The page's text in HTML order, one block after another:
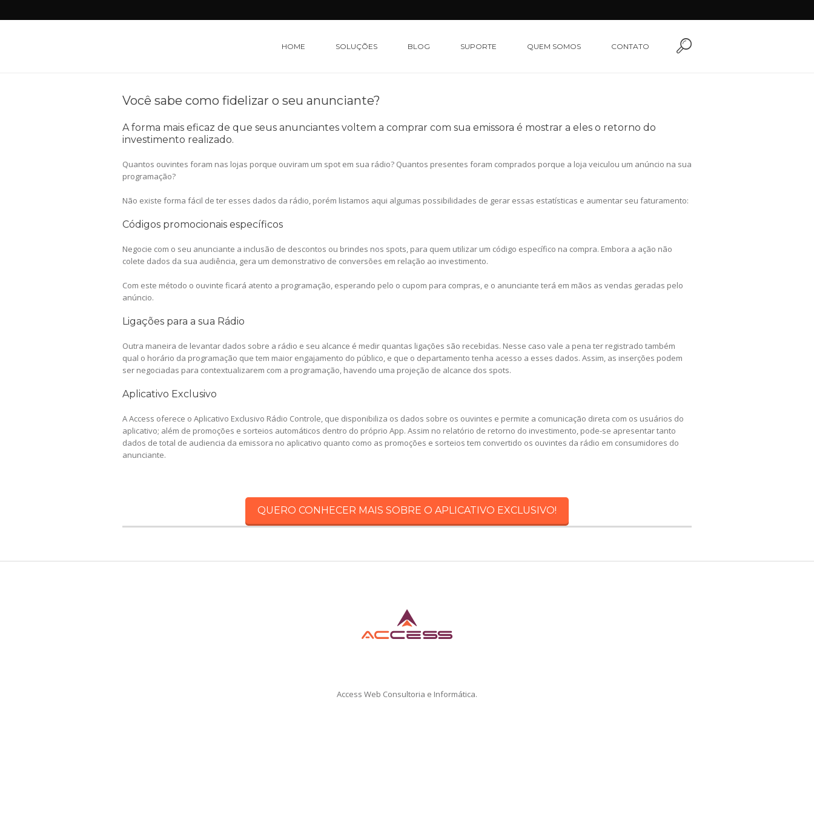
HOME SOLUÇÕES BLOG SUPORTE QUEM SOMOS CONTATO
Você sabe como fidelizar o seu anunciante?
A forma mais eficaz de que seus anunciantes voltem a comprar com sua emissora é mostrar a eles o retorno do
investimento realizado.
Quantos ouvintes foram nas lojas porque ouviram um spot em sua rádio? Quantos presentes foram comprados porque a loja veiculou um anúncio na sua
programação?
Não existe forma fácil de ter esses dados da rádio, porém listamos aqui algumas possibilidades de gerar essas estatísticas e aumentar seu faturamento:
Códigos promocionais específicos
Negocie com o seu anunciante a inclusão de descontos ou brindes nos spots, para quem utilizar um código específico na compra. Embora a ação não
colete dados da sua audiência, gera um demonstrativo de conversões em relação ao investimento.
Com este método o ouvinte ficará atento a programação, esperando pelo o cupom para compras, e o anunciante terá em mãos as vendas geradas pelo
anúncio.
Ligações para a sua Rádio
Outra maneira de levantar dados sobre a rádio e seu alcance é medir quantas ligações são recebidas. Nesse caso vale a pena ter registrado também
qual o horário da programação que tem maior engajamento do público, e que o departamento tenha acesso a esses dados. Assim, as inserções podem
ser negociadas para contextualizarem com a programação, havendo uma projeção de alcance dos spots.
Aplicativo Exclusivo
A Access oferece o Aplicativo Exclusivo Rádio Controle, que disponibiliza os dados sobre os ouvintes e permite a comunicação direta com os usuários do
aplicativo; além de promoções e sorteios automáticos dentro do próprio App. Assim no relatório de retorno do investimento, pode-se apresentar tanto
dados de total de audiencia da emissora no aplicativo quanto como as promoções e sorteios tem convertido os ouvintes da rádio em consumidores do
anunciante.
QUERO CONHECER MAIS SOBRE O APLICATIVO EXCLUSIVO!
Access Web Consultoria e Informática.